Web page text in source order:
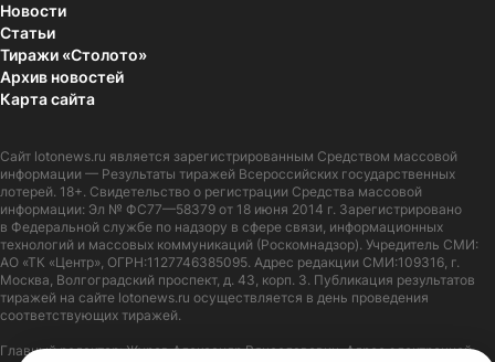
Новости
Статьи
Тиражи «Столото»
Архив новостей
Карта сайта
Сайт lotonews.ru является зарегистрированным Средством массовой
информации — Результаты тиражей Всероссийских государственных
лотерей. 18+. Свидетельство о регистрации Средства массовой
информации: Эл № ФС77—58379 от 18 июня 2014 г. Зарегистрировано
в Федеральной службе по надзору в сфере связи, информационных
технологий и массовых коммуникаций (Роскомнадзор). Учредитель СМИ:
АО «ТК «Центр», ОГРН:1127746385095. Адрес редакции СМИ:109316, г.
Москва, Волгоградский проспект, д. 43, корп. 3. Публикация результатов
тиражей на сайте lotonews.ru осуществляется в день проведения
соответствующих тиражей.
Главный редактор: Журов Александр Вячеславович. Адрес электронной